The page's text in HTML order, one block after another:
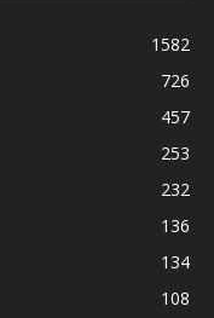
1582
726
457
253
232
136
134
108